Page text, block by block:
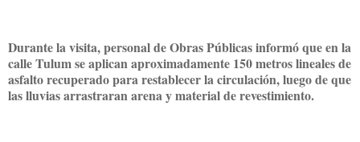
Durante la visita, personal de Obras Públicas informó que en la
calle Tulum se aplican aproximadamente 150 metros lineales de
asfalto recuperado para restablecer la circulación, luego de que
las lluvias arrastraran arena y material de revestimiento.